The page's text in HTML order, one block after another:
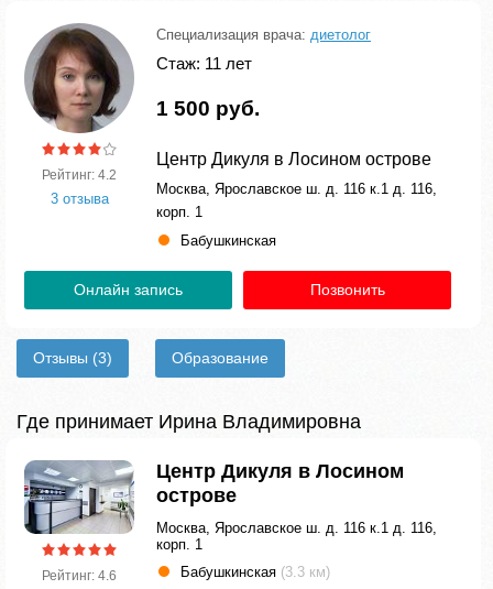
Рейтинг: 4.2
3 отзыва
Специализация врача: диетолог
Стаж: 11 лет
1 500 руб.
Центр Дикуля в Лосином острове
Москва, Ярославское ш. д. 116 к.1 д. 116,
корп. 1
Бабушкинская
Онлайн запись Позвонить
Отзывы (3) Образование
Где принимает Ирина Владимировна
Рейтинг: 4.6
Центр Дикуля в Лосином
острове
Москва, Ярославское ш. д. 116 к.1 д. 116,
корп. 1
Бабушкинская (3.3 км)